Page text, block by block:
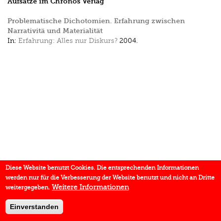
Problematische Dichotomien. Erfahrung zwischen
Narrativitä und Materialität
In: Erfahrung: Alles nur Diskurs? 2004.
Diese Website benutzt Cookies. Die entsprechenden Informationen
werden nur für die Verbesserung der Website benutzt und nicht an Dritte
weitergegeben. Weitere Informationen
Einverstanden